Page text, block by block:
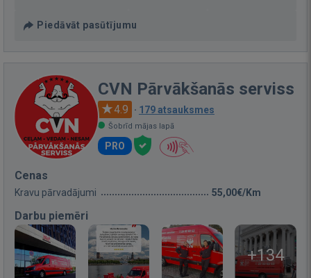
Piedāvāt pasūtījumu
CVN Pārvākšanās serviss
4.9 · 179 atsauksmes
Šobrīd mājas lapā
PRO
Cenas
Kravu pārvadājumi 55,00€/Km
Darbu piemēri
+134